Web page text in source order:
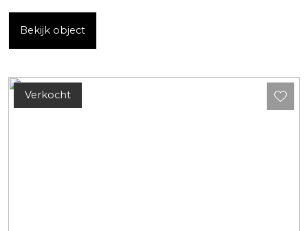
Bekijk object
Verkocht